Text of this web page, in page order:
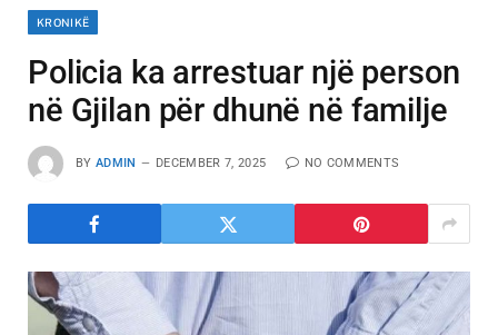
KRONIKË
Policia ka arrestuar një person
në Gjilan për dhunë në familje
BY ADMIN DECEMBER 7, 2025 NO COMMENTS